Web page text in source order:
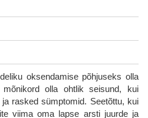
oksendamise põhjuseks olla
olla ohtlik seisund, kui
rasked sümptomid. Seetõttu, kui
viima oma lapse arsti juurde ja